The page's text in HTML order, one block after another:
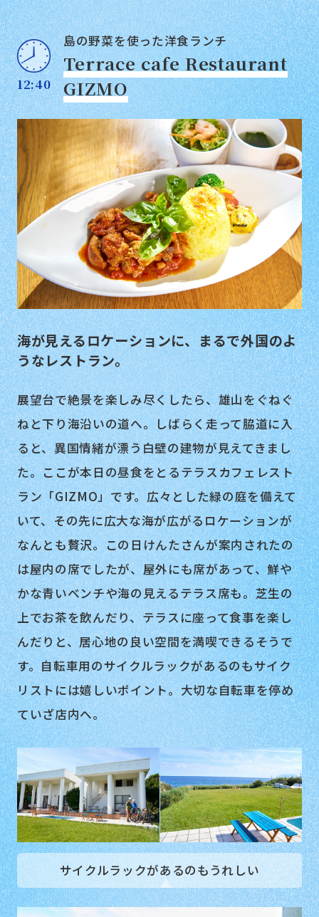
12:40
島の野菜を使った洋食ランチ
Terrace cafe Restaurant
GIZMO
海が見えるロケーションに、まるで外国のよ
うなレストラン。
展望台で絶景を楽しみ尽くしたら、雄山をぐねぐ
ねと下り海沿いの道へ。しばらく走って脇道に入
ると、異国情緒が漂う白壁の建物が見えてきまし
た。ここが本日の昼食をとるテラスカフェレスト
ラン「GIZMO」です。広々とした緑の庭を備えて
いて、その先に広大な海が広がるロケーションが
なんとも贅沢。この日けんたさんが案内されたの
は屋内の席でしたが、屋外にも席があって、鮮や
かな青いベンチや海の見えるテラス席も。芝生の
上でお茶を飲んだり、テラスに座って食事を楽し
んだりと、居心地の良い空間を満喫できるそうで
す。自転車用のサイクルラックがあるのもサイク
リストには嬉しいポイント。大切な自転車を停め
ていざ店内へ。
サイクルラックがあるのもうれしい